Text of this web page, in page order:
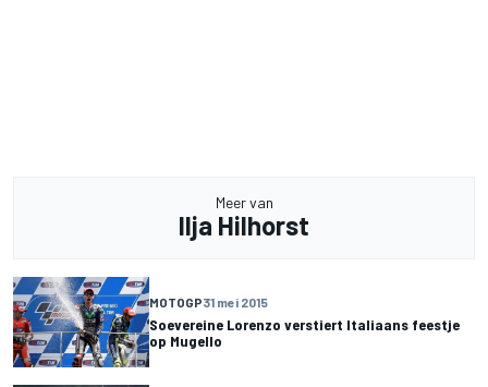
Meer van
Ilja Hilhorst
MOTOGP31 mei 2015
Soevereine Lorenzo verstiert Italiaans feestje
op Mugello